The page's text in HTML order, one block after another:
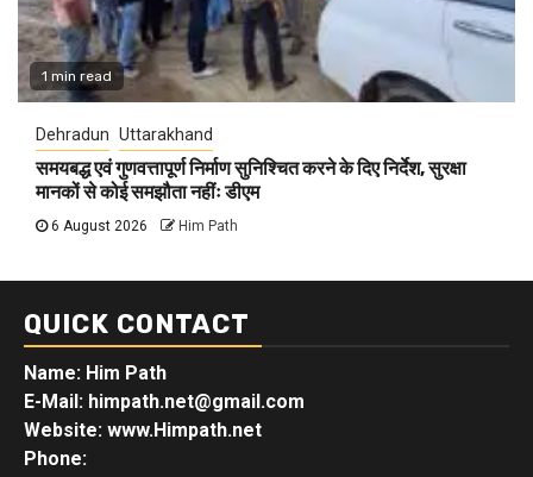
1 min read
Dehradun Uttarakhand
समयबद्ध एवं गुणवत्तापूर्ण निर्माण सुनिश्चित करने के दिए निर्देश, सुरक्षा
मानकों से कोई समझौता नहींः डीएम
6 August 2026 Him Path
QUICK CONTACT
Name: Him Path
E-Mail: himpath.net@gmail.com
Website: www.Himpath.net
Phone: